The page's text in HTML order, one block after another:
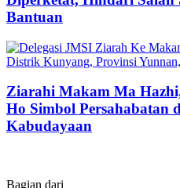
Bantuan
Ziarahi Makam Ma
Ho Simbol Persahabatan
Kabudayaan
Bagian dari